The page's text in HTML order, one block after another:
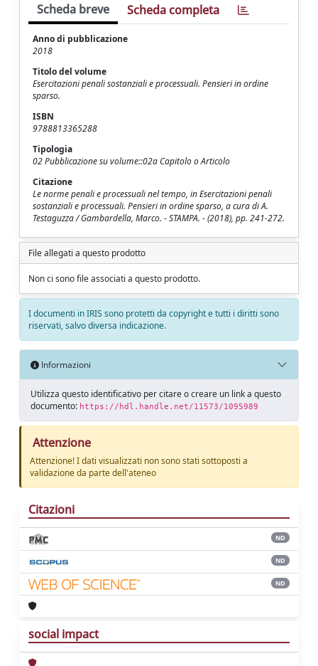
Scheda breve Scheda completa
Anno di pubblicazione
2018
Titolo del volume
Esercitazioni penali sostanziali e processuali. Pensieri in ordine
sparso.
ISBN
9788813365288
Tipologia
02 Pubblicazione su volume::02a Capitolo o Articolo
Citazione
Le norme penali e processuali nel tempo, in Esercitazioni penali
sostanziali e processuali. Pensieri in ordine sparso, a cura di A.
Testaguzza / Gambardella, Marco. - STAMPA. - (2018), pp. 241-272.
File allegati a questo prodotto
Non ci sono file associati a questo prodotto.
I documenti in IRIS sono protetti da copyright e tutti i diritti sono
riservati, salvo diversa indicazione.
Informazioni
Utilizza questo identificativo per citare o creare un link a questo
documento: https://hdl.handle.net/11573/1095989
Attenzione
Attenzione! I dati visualizzati non sono stati sottoposti a
validazione da parte dell'ateneo
Citazioni
ND
ND
ND
social impact